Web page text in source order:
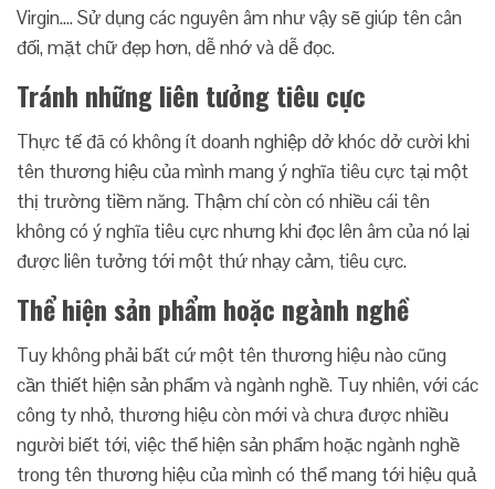
Virgin…. Sử dụng các nguyên âm như vậy sẽ giúp tên cân
đối, mặt chữ đẹp hơn, dễ nhớ và dễ đọc.
Tránh những liên tưởng tiêu cực
Thực tế đã có không ít doanh nghiệp dở khóc dở cười khi
tên thương hiệu của mình mang ý nghĩa tiêu cực tại một
thị trường tiềm năng. Thậm chí còn có nhiều cái tên
không có ý nghĩa tiêu cực nhưng khi đọc lên âm của nó lại
được liên tưởng tới một thứ nhạy cảm, tiêu cực.
Thể hiện sản phẩm hoặc ngành nghề
Tuy không phải bất cứ một tên thương hiệu nào cũng
cần thiết hiện sản phẩm và ngành nghề. Tuy nhiên, với các
công ty nhỏ, thương hiệu còn mới và chưa được nhiều
người biết tới, việc thể hiện sản phẩm hoặc ngành nghề
trong tên thương hiệu của mình có thể mang tới hiệu quả